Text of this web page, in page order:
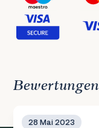
Bewertungen
28 Mai 2023